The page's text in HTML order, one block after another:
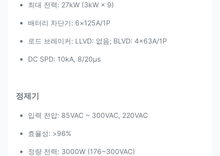
최대 전력: 27kW (3kW × 9)
배터리 차단기: 6×125A/1P
로드 브레이커: LLVD: 없음; BLVD: 4×63A/1P
DC SPD: 10kA, 8/20μs
정제기
입력 전압: 85VAC ~ 300VAC, 220VAC
효율성: >96%
정량 전력: 3000W (176~300VAC)